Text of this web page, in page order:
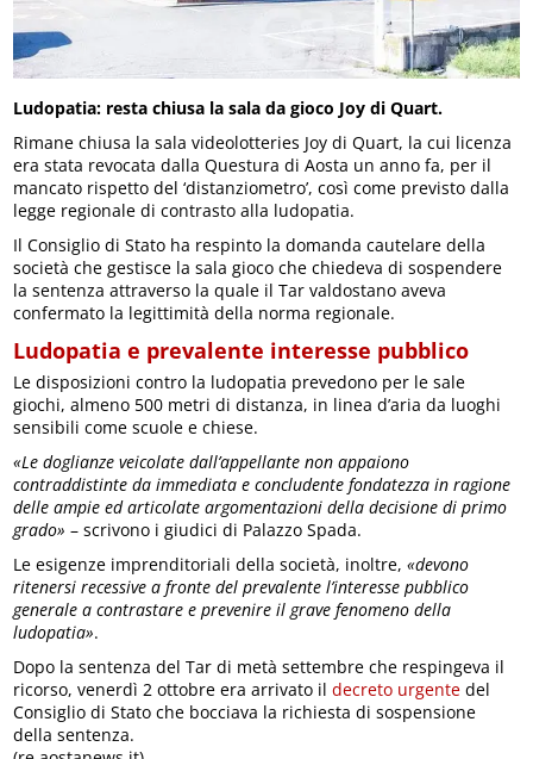
Ludopatia: resta chiusa la sala da gioco Joy di Quart.
Rimane chiusa la sala videolotteries Joy di Quart, la cui licenza
era stata revocata dalla Questura di Aosta un anno fa, per il
mancato rispetto del ‘distanziometro’, così come previsto dalla
legge regionale di contrasto alla ludopatia.
Il Consiglio di Stato ha respinto la domanda cautelare della
società che gestisce la sala gioco che chiedeva di sospendere
la sentenza attraverso la quale il Tar valdostano aveva
confermato la legittimità della norma regionale.
Ludopatia e prevalente interesse pubblico
Le disposizioni contro la ludopatia prevedono per le sale
giochi, almeno 500 metri di distanza, in linea d’aria da luoghi
sensibili come scuole e chiese.
«Le doglianze veicolate dall’appellante non appaiono
contraddistinte da immediata e concludente fondatezza in ragione
delle ampie ed articolate argomentazioni della decisione di primo
grado» – scrivono i giudici di Palazzo Spada.
Le esigenze imprenditoriali della società, inoltre,«devono
ritenersi recessive a fronte del prevalente l’interesse pubblico
generale a contrastare e prevenire il grave fenomeno della
ludopatia».
Dopo la sentenza del Tar di metà settembre che respingeva il
ricorso, venerdì 2 ottobre era arrivato ildecreto urgente del
Consiglio di Stato che bocciava la richiesta di sospensione
della sentenza.